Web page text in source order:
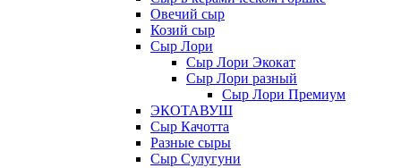
Овечий сыр
Козий сыр
Сыр Лори
Сыр Лори Экокат
Сыр Лори разный
Сыр Лори Премиум
ЭКОТАВУШ
Сыр Качотта
Разные сыры
Сыр Сулугуни